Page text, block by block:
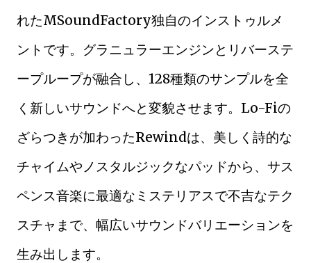
れたMSoundFactory独自のインストゥルメ
ントです。グラニュラーエンジンとリバーステ
ープループが融合し、128種類のサンプルを全
く新しいサウンドへと変貌させます。Lo-Fiの
ざらつきが加わったRewindは、美しく詩的な
チャイムやノスタルジックなパッドから、サス
ペンス音楽に最適なミステリアスで不吉なテク
スチャまで、幅広いサウンドバリエーションを
生み出します。